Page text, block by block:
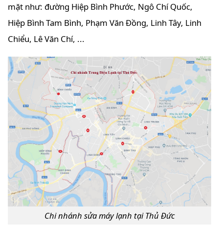
mặt như: đường Hiệp Bình Phước, Ngô Chí Quốc,
Hiệp Bình Tam Bình, Phạm Văn Đồng, Linh Tây, Linh
Chiểu, Lê Văn Chí, ...
Chi nhánh sửa máy lạnh tại Thủ Đức